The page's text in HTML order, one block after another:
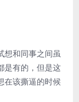
想和同事之间虽
是有的，但是这
在该撕逼的时候